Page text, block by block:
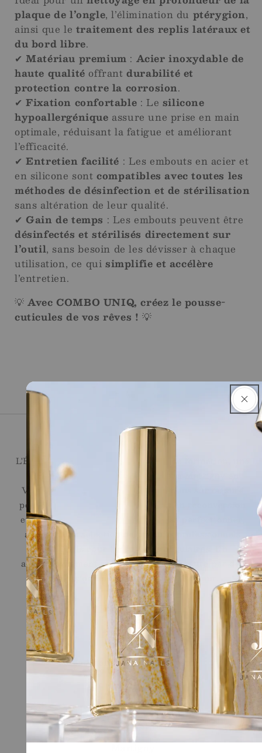
plaque de l’ongle, l’élimination du ptérygion,
ainsi que le traitement des replis latéraux et
du bord libre.
✔Matériau premium : Acier inoxydable de
haute qualité offrantdurabilité et
protection contre la corrosion.
✔Fixation confortable : Le silicone
hypoallergénique assure une prise en main
optimale, réduisant la fatigue et améliorant
l’efficacité.
✔Entretien facilité : Les embouts en acier et
en silicone sontcompatibles avec toutes les
méthodes de désinfection et de stérilisation
sans altération de leur qualité.
✔ Gain de temps : Les embouts peuvent être
désinfectés et stérilisés directement sur
l’outil, sans besoin de les dévisser à chaque
utilisation, ce qui simplifie et accélère
l’entretien.
💡Avec COMBO UNIQ, créez le pousse-
cuticules de vos rêves ! 💡
Ecole de l'Ongle
L'École de l'Ongle réunit un centre de formation, une
onglerie et une boutique en ligne, à Martigny en
Valais. Nous proposons des formations sur mesure
pour les débutantes, les personnes en reconversion
et les professionnelles souhaitant se perfectionner,
ainsi qu'une sélection de produits professionnels
Jana Nails pour les stylistes ongulaires. Un
accompagnement sur le long terme, assuré par des
professionnelles reconnues du secteur.
Liens Rapides
Shop
Ecole
Conditions générales de vente
Legal
Contact
Magasin
Martigny